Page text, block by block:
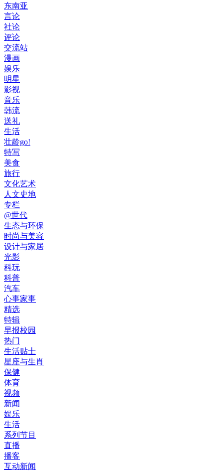
东南亚
言论
社论
评论
交流站
漫画
娱乐
明星
影视
音乐
韩流
送礼
生活
壮龄go!
特写
美食
旅行
文化艺术
人文史地
专栏
@世代
生态与环保
时尚与美容
设计与家居
光影
科玩
科普
汽车
心事家事
精选
特辑
早报校园
热门
生活贴士
星座与生肖
保健
体育
视频
新闻
娱乐
生活
系列节目
直播
播客
互动新闻